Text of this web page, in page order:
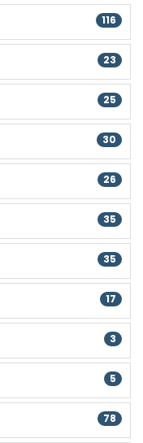
116
23
25
30
26
35
35
17
3
5
78